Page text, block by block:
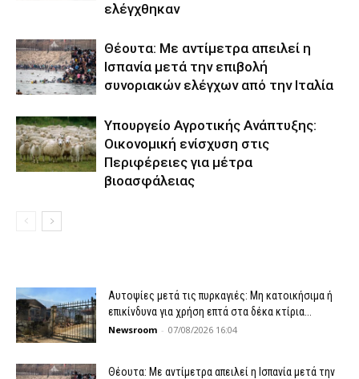
ελέγχθηκαν
Θέουτα: Με αντίμετρα απειλεί η
Ισπανία μετά την επιβολή
συνοριακών ελέγχων από την Ιταλία
Υπουργείο Αγροτικής Ανάπτυξης:
Οικονομική ενίσχυση στις
Περιφέρειες για μέτρα
βιοασφάλειας
Αυτοψίες μετά τις πυρκαγιές: Μη κατοικήσιμα ή
επικίνδυνα για χρήση επτά στα δέκα κτίρια...
Newsroom - 07/08/2026 16:04
Θέουτα: Με αντίμετρα απειλεί η Ισπανία μετά την